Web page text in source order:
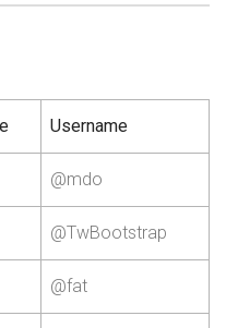
Username
@mdo
@TwBootstrap
@fat